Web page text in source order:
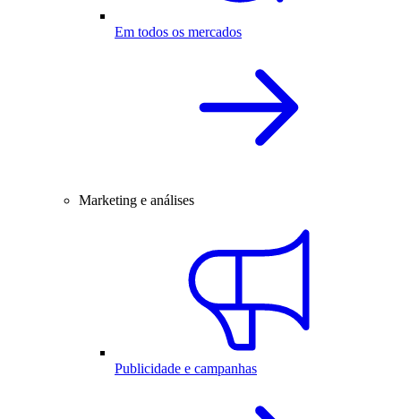
Em todos os mercados
Marketing e análises
Publicidade e campanhas